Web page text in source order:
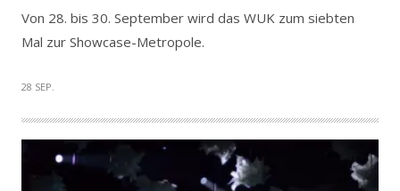
Von 28. bis 30. September wird das WUK zum siebten
Mal zur Showcase-Metropole.
28 SEP.